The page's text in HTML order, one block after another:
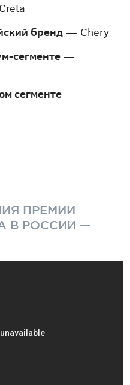
бренд — Chery
сегменте —
сегменте —
ПРЕМИИ
В РОССИИ —